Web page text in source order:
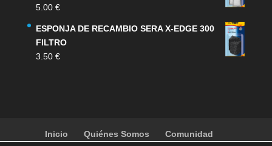
5.00 €
ESPONJA DE RECAMBIO SERA X-EDGE 300
FILTRO
3.50 €
Inicio Quiénes Somos
Comunidad